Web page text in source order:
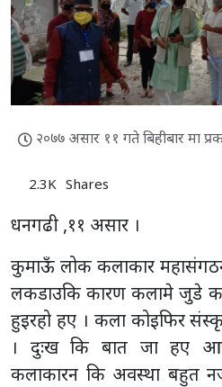
२०७७ असार ११ गते बिहीबार मा
2.3K Shares
धनगढी ,११ असार ।
कुमाऊँ लोक कलाकार महासंगठन
लकडाउकि कारण कलामे जुडे
हुइरहो हए । कला कोइफिर
। दुःख कि बात जा हए
कलाकारन कि अवस्था बहुत